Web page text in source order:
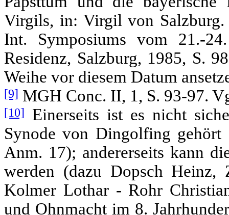
Virgils, in: Virgil von Salzburg.
Int. Symposiums vom 21.-
Residenz, Salzburg, 1985, S.
Weihe vor diesem Datum
[9] MGH Conc. II, 1, S. 93-97.
[10]
Einerseits ist es nicht
Synode von Dingolfing
Anm. 17); andererseits kann
werden (dazu Dopsch
Kolmer Lothar - Rohr
und Ohnmacht im 8.